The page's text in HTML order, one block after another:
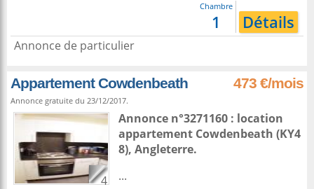
Chambre
1 Détails
Annonce de particulier
Appartement Cowdenbeath 473 €/mois
Annonce gratuite du 23/12/2017.
4
Annonce n°3271160 : location
appartement Cowdenbeath (KY4
8), Angleterre.
...